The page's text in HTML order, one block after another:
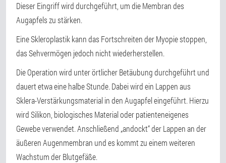
Dieser Eingriff wird durchgeführt, um die Membran des
Augapfels zu stärken.
Eine Skleroplastik kann das Fortschreiten der Myopie stoppen,
das Sehvermögen jedoch nicht wiederherstellen.
Die Operation wird unter örtlicher Betäubung durchgeführt und
dauert etwa eine halbe Stunde. Dabei wird ein Lappen aus
Sklera-Verstärkungsmaterial in den Augapfel eingeführt. Hierzu
wird Silikon, biologisches Material oder patienteneigenes
Gewebe verwendet. Anschließend „andockt“ der Lappen an der
äußeren Augenmembran und es kommt zu einem weiteren
Wachstum der Blutgefäße.